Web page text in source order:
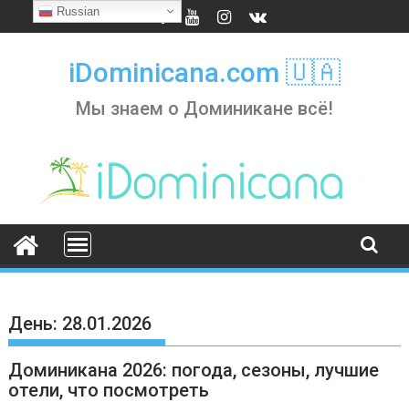
to
iDominicana.com 🇺🇦
Мы знаем о Доминикане всё!
День: 28.01.2026
Доминикана 2026: погода, сезоны, лучшие
отели, что посмотреть
Russian